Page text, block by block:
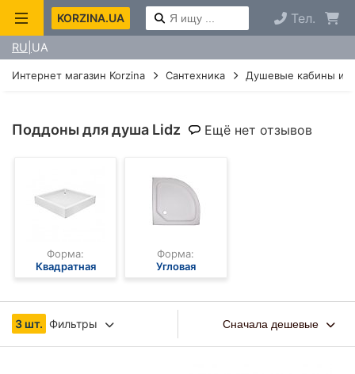
KORZINA.UA Тел.
RU UA
Интернет магазин Korzina Сантехника Душевые кабины и
Поддоны для душа Lidz Ещё нет отзывов
Форма:
Квадратная
Форма:
Угловая
3 шт. Фильтры Сначала дешевые